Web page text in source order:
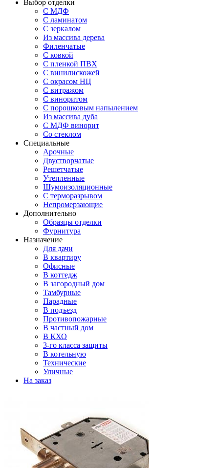
Выбор отделки
С МДФ
С ламинатом
С зеркалом
Из массива дерева
Филенчатые
С ковкой
С пленкой ПВХ
С винилискожей
С окрасом НЦ
С витражом
С виноритом
С порошковым напылением
Из массива дуба
С МДФ винорит
Со стеклом
Специальные
Арочные
Двустворчатые
Решетчатые
Утепленные
Шумоизоляционные
С терморазрывом
Непромерзающие
Дополнительно
Образцы отделки
Фурнитура
Назначение
Для дачи
В квартиру
Офисные
В коттедж
В загородный дом
Тамбурные
Парадные
В подъезд
Противопожарные
В частный дом
В КХО
3-го класса защиты
В котельную
Технические
Уличные
На заказ